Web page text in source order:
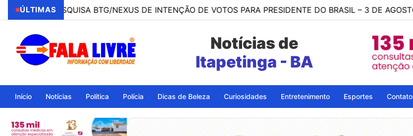
ÚLTIMASBTG/NEXUS DE INTENÇÃO DE VOTOS PARA PRESIDENTE DO BRASIL – 3 DE AGOSTO DE 2026
Notícias de
Itapetinga
Início Notícias Política Polícia Dicas de Beleza Curiosidades Entretenimento Esportes Contato